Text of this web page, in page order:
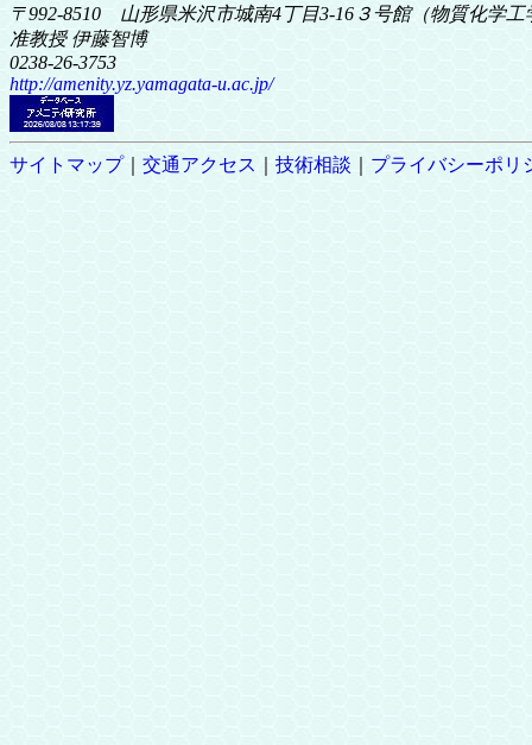
〒992-8510 山形県米沢市城南4丁目3-16 ３号館（物質化学工
准教授 伊藤智博
0238-26-3753
http://amenity.yz.yamagata-u.ac.jp/
サイトマップ｜ 交通アクセス 技術相談 プライバシーポリ